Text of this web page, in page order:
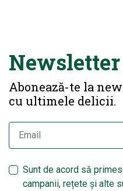
Newsletter
Abonează-te la
cu ultimele delicii.
Sunt de acord să
campanii, rețete și alte